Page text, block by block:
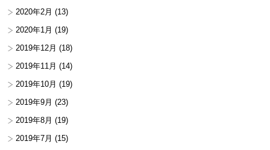
2020年2月 (13)
2020年1月 (19)
2019年12月 (18)
2019年11月 (14)
2019年10月 (19)
2019年9月 (23)
2019年8月 (19)
2019年7月 (15)